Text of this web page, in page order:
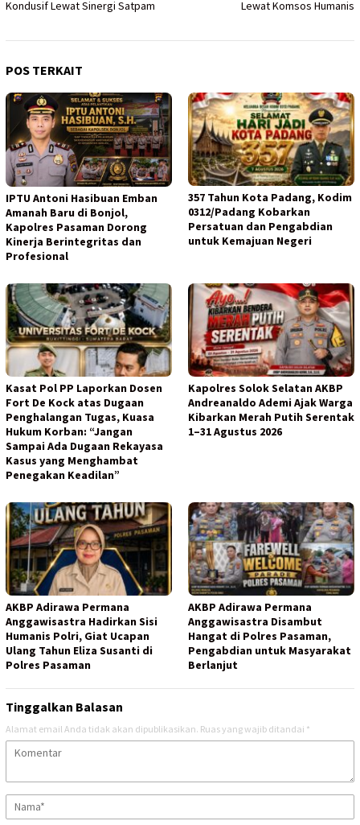
Kondusif Lewat Sinergi Satpam Lewat Komsos Humanis
POS TERKAIT
IPTU Antoni Hasibuan Emban
Amanah Baru di Bonjol,
Kapolres Pasaman Dorong
Kinerja Berintegritas dan
Profesional
357 Tahun Kota Padang, Kodim
0312/Padang Kobarkan
Persatuan dan Pengabdian
untuk Kemajuan Negeri
Kasat Pol PP Laporkan Dosen
Fort De Kock atas Dugaan
Penghalangan Tugas, Kuasa
Hukum Korban: “Jangan
Sampai Ada Dugaan Rekayasa
Kasus yang Menghambat
Penegakan Keadilan”
Kapolres Solok Selatan AKBP
Andreanaldo Ademi Ajak Warga
Kibarkan Merah Putih Serentak
1–31 Agustus 2026
AKBP Adirawa Permana
Anggawisastra Hadirkan Sisi
Humanis Polri, Giat Ucapan
Ulang Tahun Eliza Susanti di
Polres Pasaman
AKBP Adirawa Permana
Anggawisastra Disambut
Hangat di Polres Pasaman,
Pengabdian untuk Masyarakat
Berlanjut
Tinggalkan Balasan
Alamat email Anda tidak akan dipublikasikan. Ruas yang wajib ditandai *